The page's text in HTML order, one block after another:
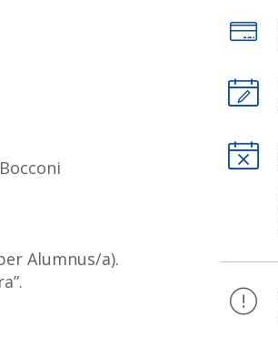
Alumnus/a).